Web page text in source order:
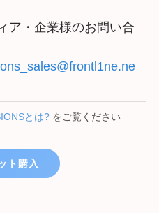
ア・企業様のお問い合
とは? をご覧ください
ト購入